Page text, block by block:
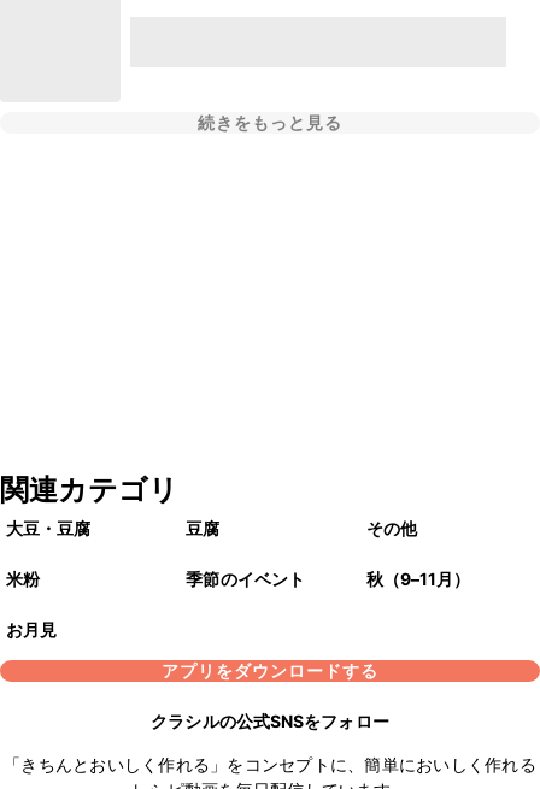
続きをもっと見る
関連カテゴリ
大豆・豆腐 豆腐 その他
米粉 季節のイベント 秋（9–11月）
お月見
アプリをダウンロードする
クラシルの公式SNSをフォロー
「きちんとおいしく作れる」をコンセプトに、簡単においしく作れる